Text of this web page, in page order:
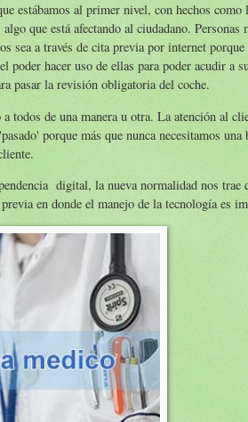
estábamos al primer nivel, con hechos como
que está afectando al ciudadano. Personas
sea a través de cita previa por internet porque
hacer uso de ellas para poder acudir a
pasar la revisión obligatoria del coche.
todos de una manera u otra. La atención al
porque más que nunca necesitamos una
digital, la nueva normalidad nos trae
en donde el manejo de la tecnología es